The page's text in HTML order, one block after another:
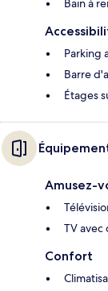
Bain à
Parking
Barre
Étages
Amusez-
TV avec
Confort